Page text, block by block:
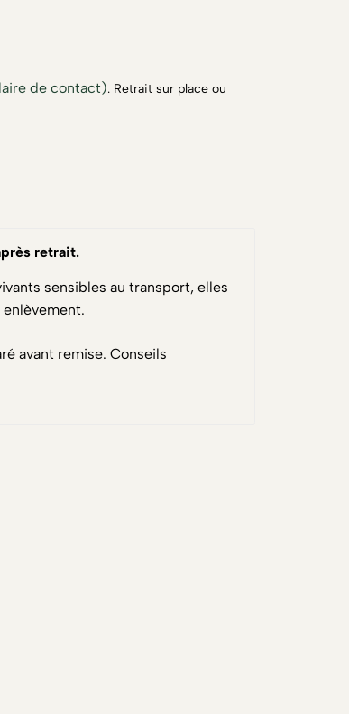
de contact). Retrait sur place ou
retrait.
sensibles au transport, elles
avant remise. Conseils